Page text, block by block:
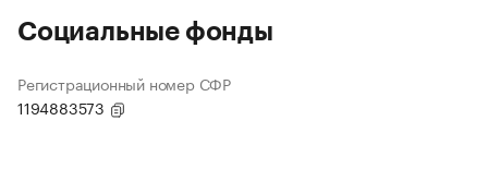
Социальные фонды
Регистрационный номер СФР
1194883573